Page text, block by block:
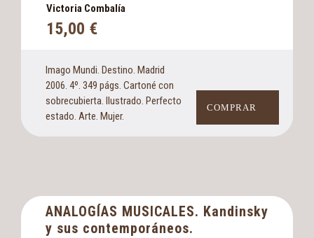
Victoria Combalía
15,00 €
Imago Mundi. Destino. Madrid
2006. 4º. 349 págs. Cartoné con
sobrecubierta. Ilustrado. Perfecto
estado. Arte. Mujer.
COMPRAR
ANALOGÍAS MUSICALES. Kandinsky
y sus contemporáneos.